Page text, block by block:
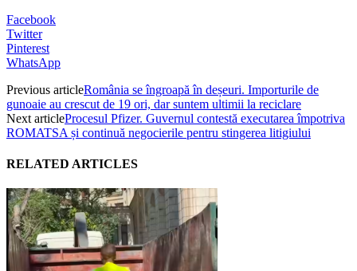
Facebook
Twitter
Pinterest
WhatsApp
Previous articleRomânia se îngroapă în deșeuri. Importurile de
gunoaie au crescut de 19 ori, dar suntem ultimii la reciclare
Next articleProcesul Pfizer. Guvernul contestă executarea împotriva
ROMATSA și continuă negocierile pentru stingerea litigiului
RELATED ARTICLES